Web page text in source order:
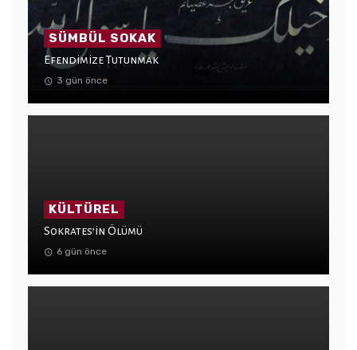
SÜMBÜL SOKAK
Efendimize Tutunmak
3 gün önce
KÜLTÜREL
Sokrates’in Ölümü
6 gün önce